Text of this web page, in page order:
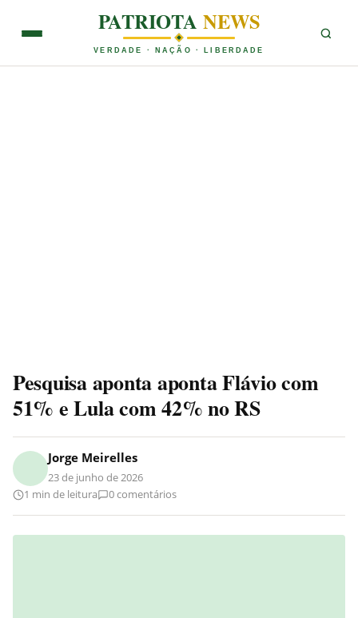
PATRIOTANEWS
VERDADE · NAÇÃO · LIBERDADE
Pesquisa aponta aponta Flávio com
51% e Lula com 42% no RS
Jorge Meirelles
23 de junho de 2026
1 min de leitura
0 comentários